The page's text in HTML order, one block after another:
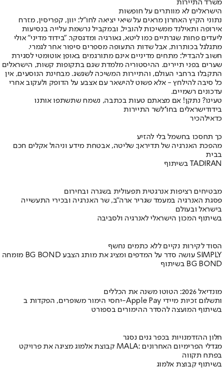
משרד התיירות
הישראלים לא מוותרים על חופשות
נתוני הקיץ האחרון מראים על שיאי יציאה לחו"ל: יוון, קפריסין, מזרח
אירופה ותאילנד ממשיכות להוביל, ובמקביל נרשמת עלייה בנסיעות
ליעדים פחות שגרתיים כמו ליטא, גאורגיה ומדגסקר. "בידוד מדיני" אולי
מתגלגל בכותרות, אבל שדות התעופה מספרים סיפור אחר לגמרי.
חשוב להבדיל: מתחים מדיניים אינם מתורגמים באופן אוטומטי לסגירת
שערים בפני תיירים. ההיסטוריה מלמדת שגם בתקופות קשות, הישראלים
התקבלו ברחבי העולם, והתיירות המשיכה לשגשג. מבחינת הנוסעים, אין
כל סיבה להילחץ - אלא פשוט להישאר עם אצבע על הדופק ולעקוב אחרי
עדכונים רשמיים.
טעינו? נתקן! אם מצאתם טעות בכתבה, נשמח שתשתפו אותנו
בידודישראלים בחו''לשר התיירות
כדאילהכיר
כך תחסכו בחשמל בלי להזיע
מהפכת האנרגיה של תדיראן: שליטה, אבטחת מידע וניהול אקלים חכם
בבית
בשיתוף TADIRAN
מבטיחים רציפות אנרגטית תפעולית בשגרה ובחירום
פסגת האנרגיה במעמד שגריר ארה"ב, שר האנרגיה ובכירי התעשייה
בישראל ובעולם
בשיתוף המכון הישראלי לאנרגיה ולסביבה
הסוד לקירות נקיים ללא כתמים נחשף
מומחה BG BOND עושה סדר על המדפים ומציג את מותג הצבע SIMPLY
בשיתוף BG BOND
מונדיאל 2026: הטוטו משנה את הכללים
יחסי הימור משופרים, הפקדות ב-Apple Pay ותשלום זכיות מיידי
בשיתוף המועצה להסדר ההימורים בספורט
חלון ההזדמנויות בכפר גנים נסגר
קבוצת אלמוג מציגה את פרויקט MALA: מגדלי הפרימיום האחרונים
בפתח תקווה
בשיתוף קבוצת אלמוג